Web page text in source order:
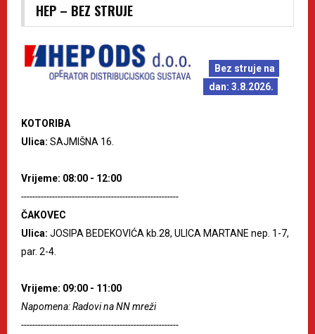
HEP – BEZ STRUJE
Bez struje na
dan: 3.8.2026.
KOTORIBA
Ulica: SAJMIŠNA 16.
Vrijeme: 08:00 - 12:00
--------------------------------------------------------
ČAKOVEC
Ulica: JOSIPA BEDEKOVIĆA kb.28, ULICA MARTANE nep. 1-7,
par. 2-4.
Vrijeme: 09:00 - 11:00
Napomena: Radovi na NN mreži
--------------------------------------------------------